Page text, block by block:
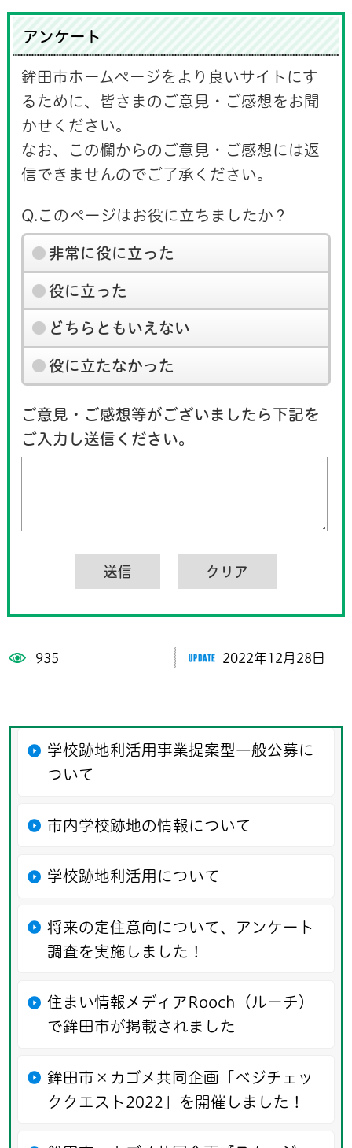
アンケート
鉾田市ホームページをより良いサイトにす
るために、皆さまのご意見・ご感想をお聞
かせください。
なお、この欄からのご意見・ご感想には返
信できませんのでご了承ください。
Q.このページはお役に立ちましたか？
非常に役に立った
役に立った
どちらともいえない
役に立たなかった
ご意見・ご感想等がございましたら下記を
ご入力し送信ください。
935 2022年12月28日
学校跡地利活用事業提案型一般公募に
ついて
市内学校跡地の情報について
学校跡地利活用について
将来の定住意向について、アンケート
調査を実施しました！
住まい情報メディアRooch（ルーチ）
で鉾田市が掲載されました
鉾田市×カゴメ共同企画「ベジチェッ
ククエスト2022」を開催しました！